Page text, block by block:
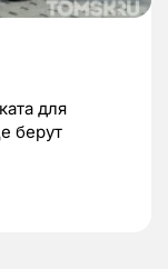
для
берут